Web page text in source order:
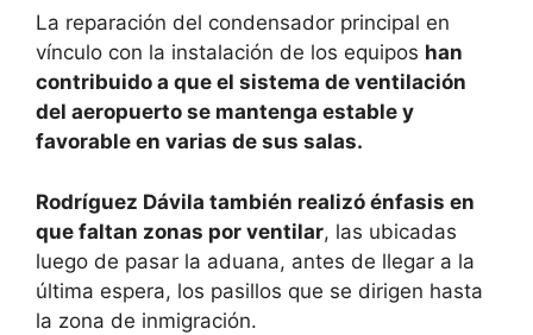
La reparación del condensador principal en
vínculo con la instalación de los equipos han
contribuido a que el sistema de ventilación
del aeropuerto se mantenga estable y
favorable en varias de sus salas.
Rodríguez Dávila también realizó énfasis en
que faltan zonas por ventilar, las ubicadas
luego de pasar la aduana, antes de llegar a la
última espera, los pasillos que se dirigen hasta
la zona de inmigración.